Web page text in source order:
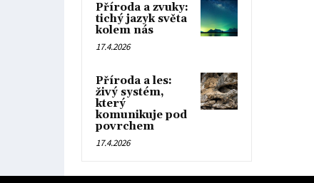
Příroda a zvuky:
tichý jazyk světa
kolem nás
17.4.2026
Příroda a les:
živý systém,
který
komunikuje pod
povrchem
17.4.2026